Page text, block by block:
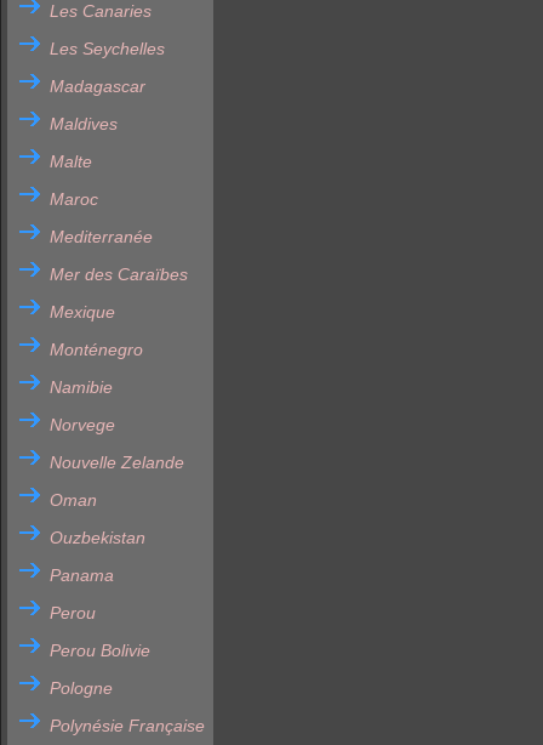
Les Canaries
Les Seychelles
Madagascar
Maldives
Malte
Maroc
Mediterranée
Mer des Caraïbes
Mexique
Monténegro
Namibie
Norvege
Nouvelle Zelande
Oman
Ouzbekistan
Panama
Perou
Perou Bolivie
Pologne
Polynésie Française